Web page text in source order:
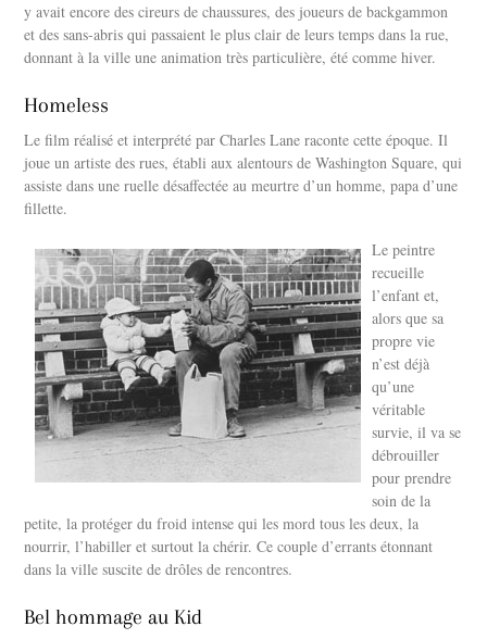
y avait encore des cireurs de chaussures, des joueurs de backgammon
et des sans-abris qui passaient le plus clair de leurs temps dans la rue,
donnant à la ville une animation très particulière, été comme hiver.
Homeless
Le film réalisé et interprété par Charles Lane raconte cette époque. Il
joue un artiste des rues, établi aux alentours de Washington Square, qui
assiste dans une ruelle désaffectée au meurtre d’un homme, papa d’une
fillette.
Le peintre
recueille
l’enfant et,
alors que sa
propre vie
n’est déjà
qu’une
véritable
survie, il va se
débrouiller
pour prendre
soin de la
petite, la protéger du froid intense qui les mord tous les deux, la
nourrir, l’habiller et surtout la chérir. Ce couple d’errants étonnant
dans la ville suscite de drôles de rencontres.
Bel hommage au Kid